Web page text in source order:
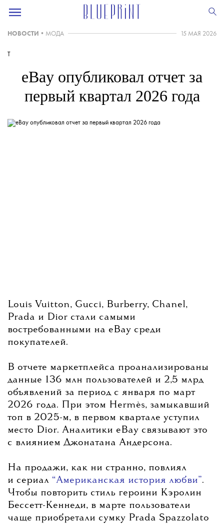
НОВОСТИ • МОДА 15 МАЯ 2026
T
eBay опубликовал отчет за
первый квартал 2026 года
Louis Vuitton, Gucci, Burberry, Chanel,
Prada и Dior стали самыми
востребованными на eBay среди
покупателей.
В отчете маркетплейса проанализированы
данные 136 млн пользователей и 2,5 млрд
объявлений за период с января по март
2026 года. При этом Hermès, замыкавший
топ в 2025-м, в первом квартале уступил
место Dior. Аналитики eBay связывают это
с влиянием Джонатана Андерсона.
На продажи, как ни странно, повлиял
и сериал “Американская история любви”.
Чтобы повторить стиль героини Кэролин
Бессетт-Кеннеди, в марте пользователи
чаще приобретали сумку Prada Spazzolato